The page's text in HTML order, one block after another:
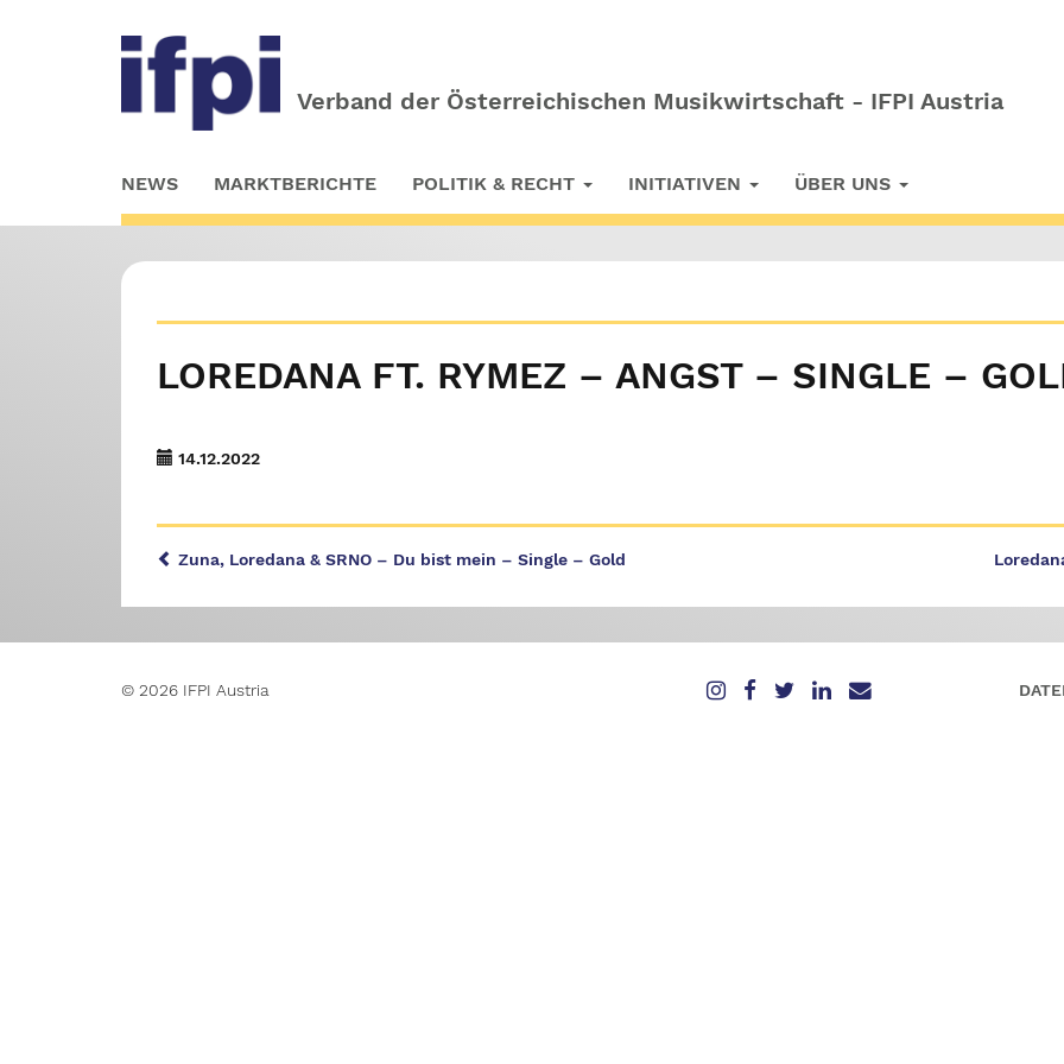
Verband der Österreichischen Musikwirtschaft - IFPI Austria
to
main
NEWS MARKTBERICHTE POLITIK & RECHT INITIATIVEN ÜBER UNS
LOREDANA FT. RYMEZ – ANGST – SINGLE –
14.12.2022
Zuna, Loredana & SRNO – Du bist mein – Single – Gold
© 2026 IFPI Austria